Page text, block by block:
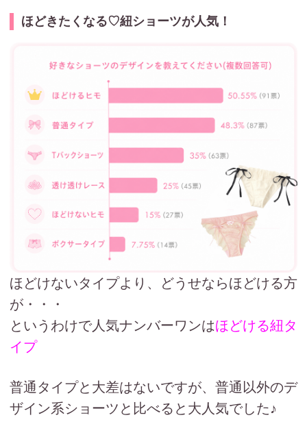
ほどきたくなる♡紐ショーツが人気！
ほどけないタイプより、どうせならほどける方
が・・・
というわけで人気ナンバーワンはほどける紐タ
イプ
普通タイプと大差はないですが、普通以外のデ
ザイン系ショーツと比べると大人気でした♪